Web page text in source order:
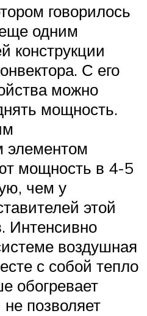
говорилось
одним
конструкции
С его
можно
мощность.
элементом
мощность в 4-5
чем у
этой
Интенсивно
воздушная
с собой тепло
обогревает
позволяет